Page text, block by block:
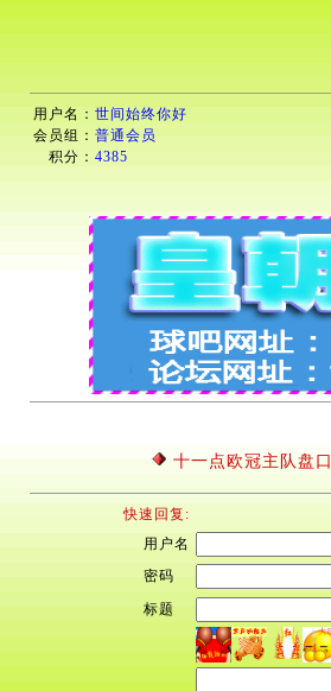
用户名： 世间始终你好
会员组： 普通会员
积分： 4385
十一点欧冠主队盘口
快速回复:
用户名
密码
标题